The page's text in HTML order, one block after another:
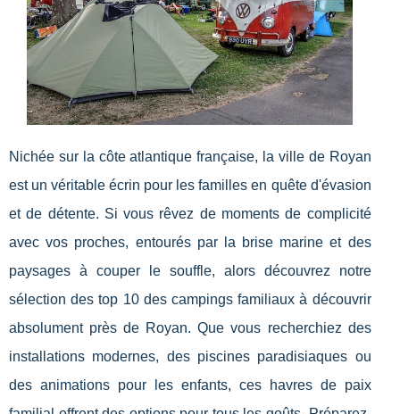
Nichée sur la côte atlantique française, la ville de Royan
est un véritable écrin pour les familles en quête d'évasion
et de détente. Si vous rêvez de moments de complicité
avec vos proches, entourés par la brise marine et des
paysages à couper le souffle, alors découvrez notre
sélection des top 10 des campings familiaux à découvrir
absolument près de Royan. Que vous recherchiez des
installations modernes, des piscines paradisiaques ou
des animations pour les enfants, ces havres de paix